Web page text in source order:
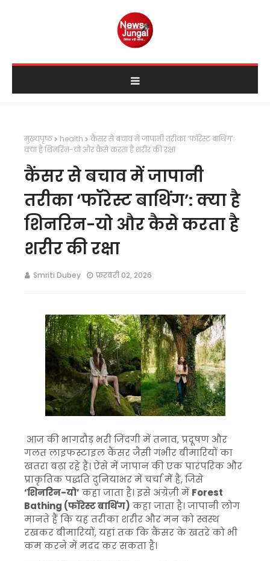
मुख्यपृष्ठ health
कैंसर से बचाव में जापानी तरीका ‘फॉरेस्ट बाथिंग’:
क्या है शिनरिन-यो और कैसे करता है शरीर की रक्षा
कैंसर से बचाव में जापानी
तरीका ‘फॉरेस्ट बाथिंग’: क्या है
शिनरिन-यो और कैसे करता है
शरीर की रक्षा
Smriti Dubey फ़रवरी 02, 2026
आज की भागदौड़ भरी जिंदगी में तनाव, प्रदूषण और
गलत लाइफस्टाइल कैंसर जैसी गंभीर बीमारियों का
खतरा बढ़ा रहे हैं। ऐसे में जापान की एक पारंपरिक और
प्राकृतिक पद्धति दुनियाभर में चर्चा में है, जिसे
‘शिनरिन-यो’ कहा जाता है। इसे अंग्रेज़ी में Forest
Bathing (फॉरेस्ट बाथिंग) कहा जाता है। जापानी लोग
मानते हैं कि यह तरीका शरीर और मन को स्वस्थ
रखकर बीमारियों, यहां तक कि कैंसर के खतरे को भी
कम करने में मदद कर सकता है।